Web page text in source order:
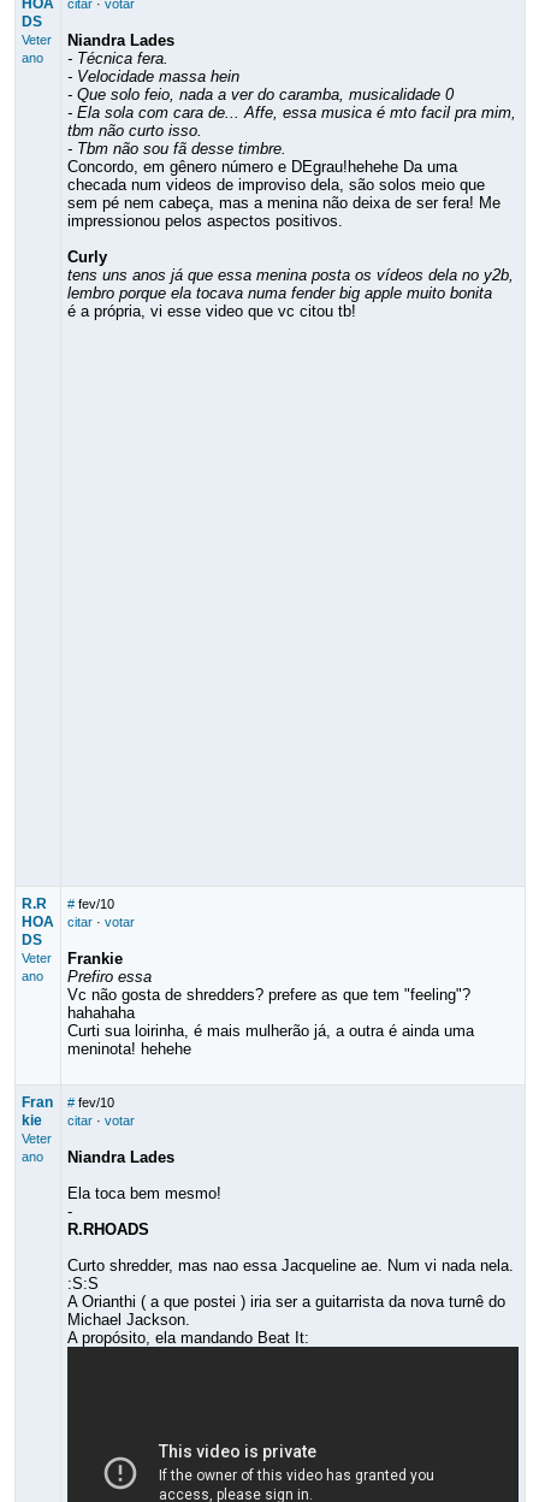
HOA
DS
Veter
ano
citar· votar
Niandra Lades
- Técnica fera.
- Velocidade massa hein
- Que solo feio, nada a ver do caramba, musicalidade 0
- Ela sola com cara de... Affe, essa musica é mto facil pra mim,
tbm não curto isso.
- Tbm não sou fã desse timbre.
Concordo, em gênero número e DEgrau!hehehe Da uma
checada num videos de improviso dela, são solos meio que
sem pé nem cabeça, mas a menina não deixa de ser fera! Me
impressionou pelos aspectos positivos.
Curly
tens uns anos já que essa menina posta os vídeos dela no y2b,
lembro porque ela tocava numa fender big apple muito bonita
é a própria, vi esse video que vc citou tb!
R.R
HOA
DS
Veter
ano
# fev/10
citar· votar
Frankie
Prefiro essa
Vc não gosta de shredders? prefere as que tem "feeling"?
hahahaha
Curti sua loirinha, é mais mulherão já, a outra é ainda uma
meninota! hehehe
Fran
kie
Veter
ano
# fev/10
citar· votar
Niandra Lades
Ela toca bem mesmo!
-
R.RHOADS
Curto shredder, mas nao essa Jacqueline ae. Num vi nada nela.
:S:S
A Orianthi ( a que postei ) iria ser a guitarrista da nova turnê do
Michael Jackson.
A propósito, ela mandando Beat It: